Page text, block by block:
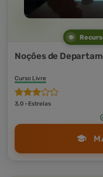
Noções de
Curso Livre
3,0 · Estrelas